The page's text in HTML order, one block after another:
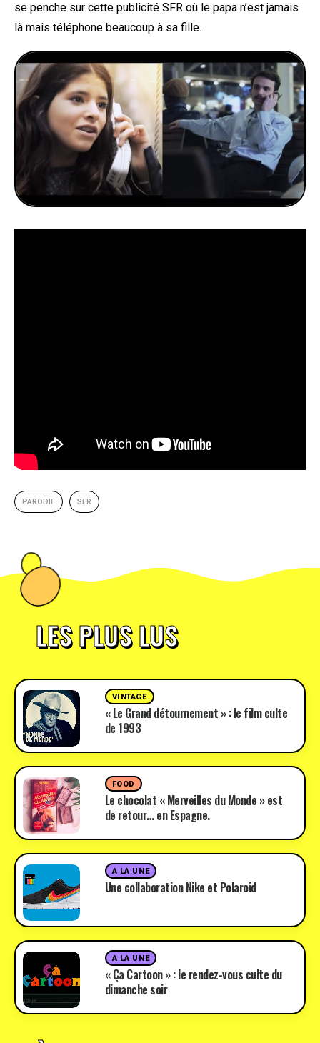
se penche sur cette publicité SFR où le papa n’est jamais
là mais téléphone beaucoup à sa fille.
PARODIE SFR
LES PLUS LUS
VINTAGE
« Le Grand détournement » : le film culte
de 1993
FOOD
Le chocolat « Merveilles du Monde » est
de retour… en Espagne.
A LA UNE
Une collaboration Nike et Polaroid
A LA UNE
« Ça Cartoon » : le rendez-vous culte du
dimanche soir